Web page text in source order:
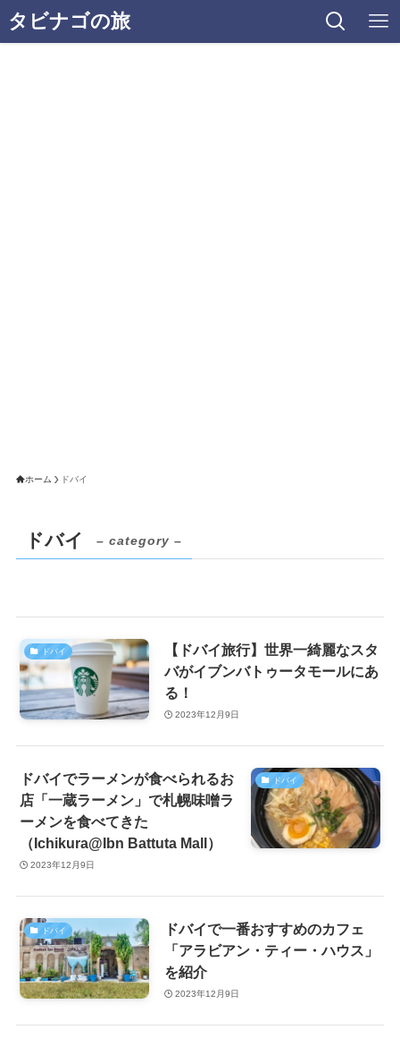
タビナゴの旅
ホーム ドバイ
ドバイ – category –
ドバイ
【ドバイ旅行】世界一綺麗なスタ
バがイブンバトゥータモールにあ
る！
2023年12月9日
ドバイ
ドバイでラーメンが食べられるお
店「一蔵ラーメン」で札幌味噌ラ
ーメンを食べてきた
（Ichikura@Ibn Battuta Mall）
2023年12月9日
ドバイ
ドバイで一番おすすめのカフェ
「アラビアン・ティー・ハウス」
を紹介
2023年12月9日